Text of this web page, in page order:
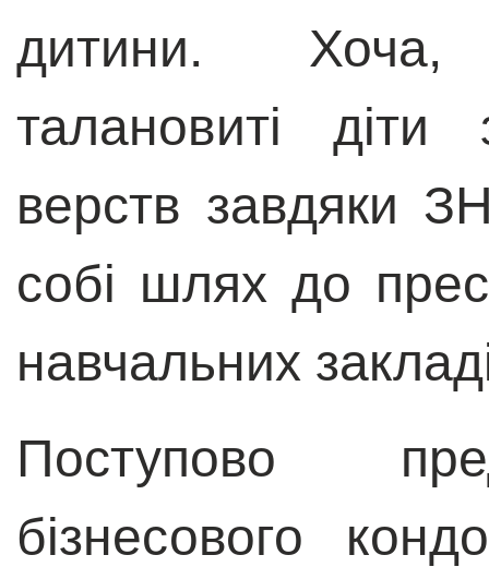
дитини. Хоча,
талановиті
верств завдяки
собі шлях до
навчальних
Поступово
бізнесового